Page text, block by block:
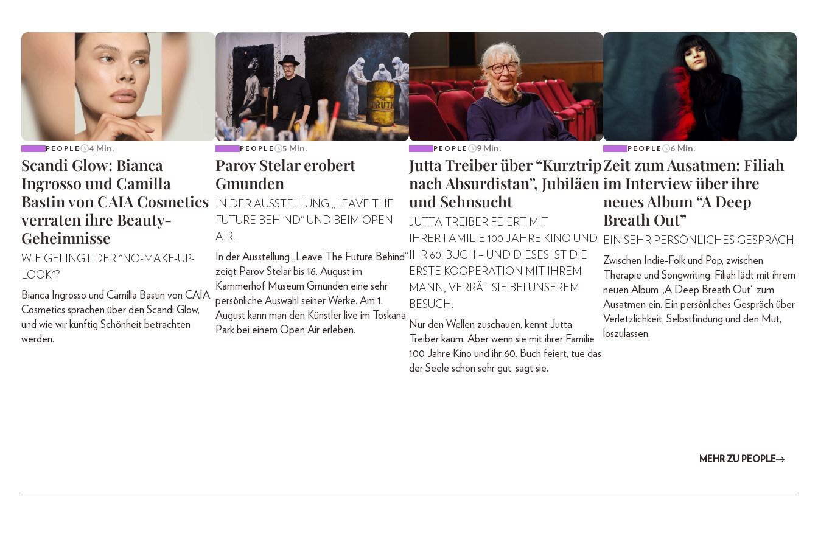
PEOPLE 4 Min.
Scandi Glow: Bianca
Ingrosso und Camilla
Bastin von CAIA Cosmetics
verraten ihre Beauty-
Geheimnisse
WIE GELINGT DER "NO-MAKE-UP-
LOOK"?
Bianca Ingrosso und Camilla Bastin von CAIA
Cosmetics sprachen über den Scandi Glow,
und wie wir künftig Schönheit betrachten
werden.
PEOPLE 5 Min.
Parov Stelar erobert
Gmunden
IN DER AUSSTELLUNG „LEAVE THE
FUTURE BEHIND“ UND BEIM OPEN
AIR.
In der Ausstellung „Leave The Future Behind“
zeigt Parov Stelar bis 16. August im
Kammerhof Museum Gmunden eine sehr
persönliche Auswahl seiner Werke. Am 1.
August kann man den Künstler live im Toskana
Park bei einem Open Air erleben.
PEOPLE 9 Min.
Jutta Treiber über “Kurztrip
nach Absurdistan”, Jubiläen
und Sehnsucht
JUTTA TREIBER FEIERT MIT
IHRER FAMILIE 100 JAHRE KINO UND
IHR 60. BUCH – UND DIESES IST DIE
ERSTE KOOPERATION MIT IHREM
MANN, VERRÄT SIE BEI UNSEREM
BESUCH.
Nur den Wellen zuschauen, kennt Jutta
Treiber kaum. Aber wenn sie mit ihrer Familie
100 Jahre Kino und ihr 60. Buch feiert, tue das
der Seele schon sehr gut, sagt sie.
PEOPLE 6 Min.
Zeit zum Ausatmen: Filiah
im Interview über ihre
neues Album “A Deep
Breath Out”
EIN SEHR PERSÖNLICHES GESPRÄCH.
Zwischen Indie-Folk und Pop, zwischen
Therapie und Songwriting: Filiah lädt mit ihrem
neuen Album „A Deep Breath Out“ zum
Ausatmen ein. Ein persönliches Gespräch über
Verletzlichkeit, Selbstfindung und den Mut,
loszulassen.
MEHR ZU PEOPLE